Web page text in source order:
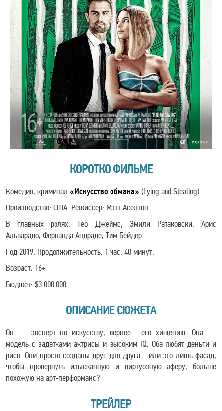
КОРОТКО ФИЛЬМЕ
Комедия, криминал «Искусство обмана» (Lying and Stealing).
Производство: США. Режиссер: Мэтт Аселтон.
В главных ролях: Тео Джеймс, Эмили Ратаковски, Арис
Альварадо, Фернанда Андраде, Тим Бейдер...
Год 2019. Продолжительность: 1 час, 40 минут.
Возраст: 16+
Бюджет: $3 000 000.
ОПИСАНИЕ СЮЖЕТА
Он — эксперт по искусству, вернее… его хищению. Она —
модель с задатками актрисы и высоким IQ. Оба любят деньги и
риск. Они просто созданы друг для друга… или это лишь фасад,
чтобы провернуть изысканную и виртуозную аферу, больше
похожую на арт-перформанс?
ТРЕЙЛЕР